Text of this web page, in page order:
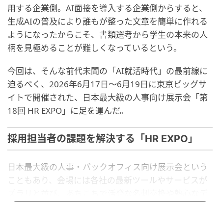
用する企業側。AI面接を導入する企業側からすると、
生成AIの普及により誰もが整った文章を簡単に作れる
ようになったからこそ、書類選考から学生の本来の人
柄を見極めることが難しくなっているという。
今回は、そんな前代未聞の「AI就活時代」の最前線に
迫るべく、2026年6月17日〜6月19日に東京ビッグサ
イトで開催された、日本最大級の人事向け展示会「第
18回 HR EXPO」に足を運んだ。
採用担当者の課題を解決する「HR EXPO」
日本最大級の人事・バックオフィス向け展示会という
こともあり、会場には各社の最新ツールやサービスが